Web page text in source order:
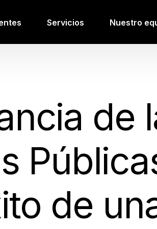
Servicios Nuestro
de
de